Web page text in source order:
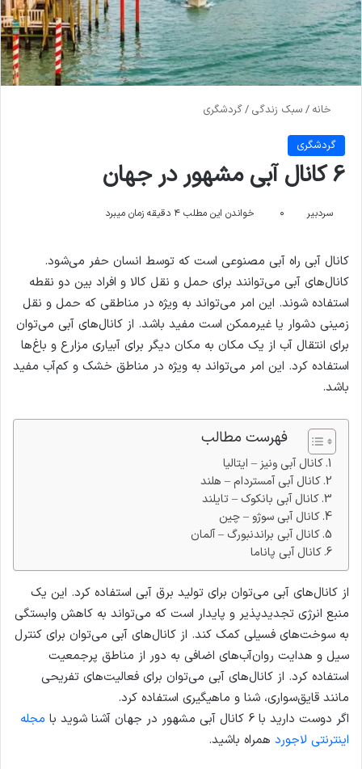
خانه / سبک زندگی /گردشگری
گردشگری
6 کانال آبی مشهور در جهان
سردبیر ۰ خواندن این مطلب ۴ دقیقه زمان میبرد
کانال آبی راه آبی مصنوعی است که توسط انسان حفر می‌شود.
کانال‌های آبی می‌توانند برای حمل و نقل کالا و افراد بین دو نقطه
استفاده شوند. این امر می‌تواند به ویژه در مناطقی که حمل و نقل
زمینی دشوار یا غیرممکن است مفید باشد. از کانال‌های آبی می‌توان
برای انتقال آب از یک مکان به مکان دیگر برای آبیاری مزارع و باغ‌ها
استفاده کرد. این امر می‌تواند به ویژه در مناطق خشک و کم‌آب مفید
باشد.
فهرست مطالب
کانال آبی ونیز – ایتالیا
کانال آبی آمستردام – هلند
کانال آبی بانکوک – تایلند
کانال آبی سوژو – چین
کانال آبی براندنبورگ – آلمان
کانال آبی پاناما
از کانال‌های آبی می‌توان برای تولید برق آبی استفاده کرد. این یک
منبع انرژی تجدیدپذیر و پایدار است که می‌تواند به کاهش وابستگی
به سوخت‌های فسیلی کمک کند. از کانال‌های آبی می‌توان برای کنترل
سیل و هدایت روان‌آب‌های اضافی به دور از مناطق پرجمعیت
استفاده کرد. از کانال‌های آبی می‌توان برای فعالیت‌های تفریحی
مانند قایق‌سواری، شنا و ماهیگیری استفاده کرد.
اگر دوست دارید با 6 کانال آبی مشهور در جهان آشنا شوید با
مجله
اینترنتی لاجورد همراه باشید.